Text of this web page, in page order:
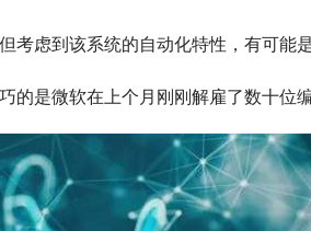
考虑到该系统的自动化特性，有可能
的是微软在上个月刚刚解雇了数十位